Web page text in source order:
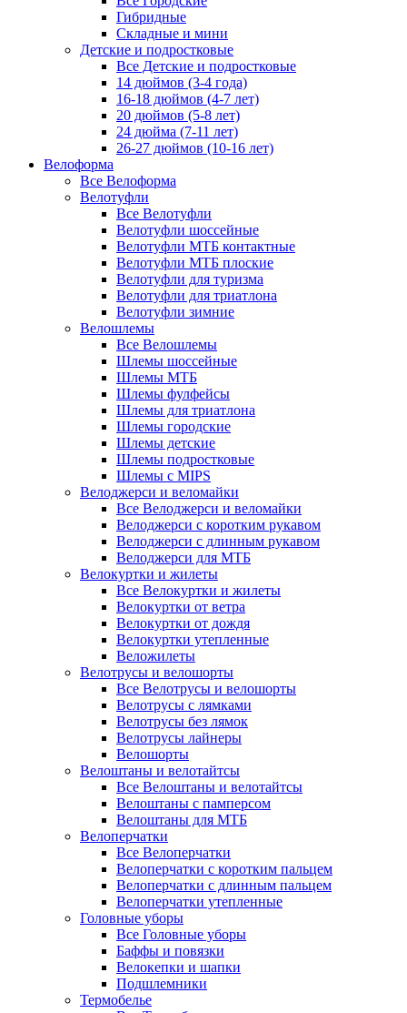
Гибридные
Складные и мини
Детские и подростковые
Все Детские и подростковые
14 дюймов (3-4 года)
16-18 дюймов (4-7 лет)
20 дюймов (5-8 лет)
24 дюйма (7-11 лет)
26-27 дюймов (10-16 лет)
Велоформа
Все Велоформа
Велотуфли
Все Велотуфли
Велотуфли шоссейные
Велотуфли МТБ контактные
Велотуфли МТБ плоские
Велотуфли для туризма
Велотуфли для триатлона
Велотуфли зимние
Велошлемы
Все Велошлемы
Шлемы шоссейные
Шлемы МТБ
Шлемы фулфейсы
Шлемы для триатлона
Шлемы городские
Шлемы детские
Шлемы подростковые
Шлемы с MIPS
Велоджерси и веломайки
Все Велоджерси и веломайки
Велоджерси с коротким рукавом
Велоджерси с длинным рукавом
Велоджерси для МТБ
Велокуртки и жилеты
Все Велокуртки и жилеты
Велокуртки от ветра
Велокуртки от дождя
Велокуртки утепленные
Веложилеты
Велотрусы и велошорты
Все Велотрусы и велошорты
Велотрусы с лямками
Велотрусы без лямок
Велотрусы лайнеры
Велошорты
Велоштаны и велотайтсы
Все Велоштаны и велотайтсы
Велоштаны с памперсом
Велоштаны для МТБ
Велоперчатки
Все Велоперчатки
Велоперчатки с коротким пальцем
Велоперчатки с длинным пальцем
Велоперчатки утепленные
Головные уборы
Все Головные уборы
Баффы и повязки
Велокепки и шапки
Подшлемники
Термобелье